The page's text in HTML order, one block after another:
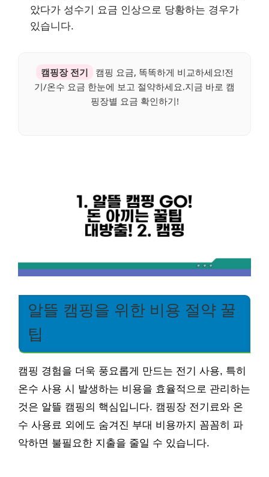
았다가 성수기 요금 인상으로 당황하는 경우가
있습니다.
캠핑장 전기
캠핑 요금, 똑똑하게 비교하세요!전
기/온수 요금 한눈에 보고 절약하세요.지금 바로 캠
핑장별 요금 확인하기!
알뜰 캠핑을 위한 비용 절약 꿀
팁
캠핑 경험을 더욱 풍요롭게 만드는 전기 사용, 특히
온수 사용 시 발생하는 비용을 효율적으로 관리하는
것은 알뜰 캠핑의 핵심입니다. 캠핑장 전기료와 온
수 사용료 외에도 숨겨진 부대 비용까지 꼼꼼히 파
악하면 불필요한 지출을 줄일 수 있습니다.